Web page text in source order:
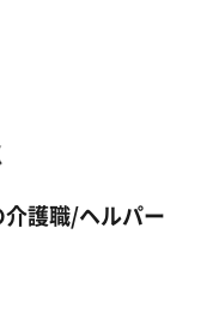
護職/ヘルパー